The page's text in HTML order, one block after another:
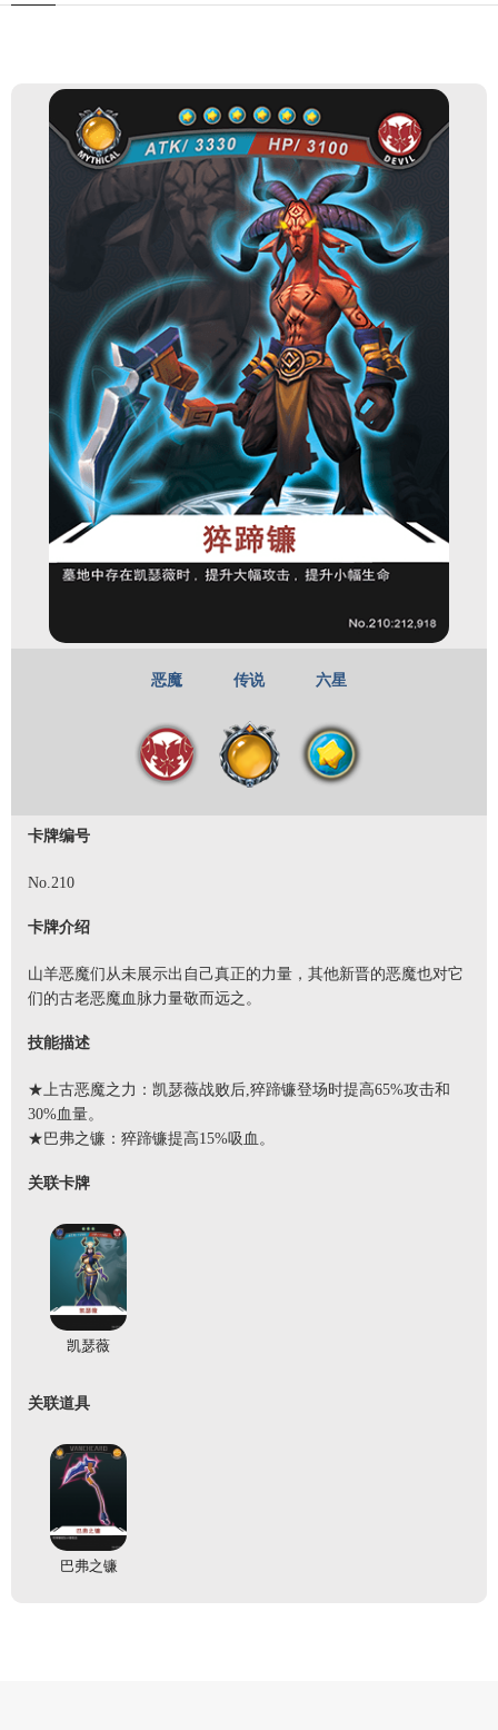
恶魔 传说 六星
卡牌编号
No.210
卡牌介绍
山羊恶魔们从未展示出自己真正的力量，其他新晋的恶魔也对它
们的古老恶魔血脉力量敬而远之。
技能描述
★上古恶魔之力：凯瑟薇战败后,猝蹄镰登场时提高65%攻击和
30%血量。
★巴弗之镰：猝蹄镰提高15%吸血。
关联卡牌
凯瑟薇
关联道具
巴弗之镰